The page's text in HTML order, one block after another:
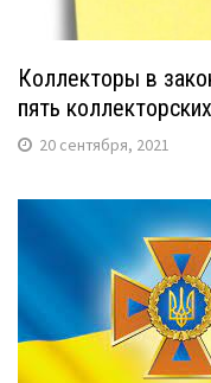
Коллекторы в
пять
20 сентября, 2021